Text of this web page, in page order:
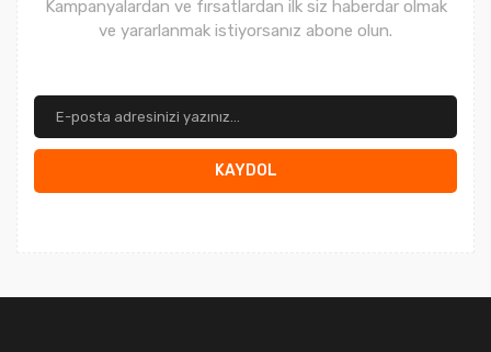
Kampanyalardan ve fırsatlardan ilk siz haberdar olmak
ve yararlanmak istiyorsanız abone olun.
KAYDOL